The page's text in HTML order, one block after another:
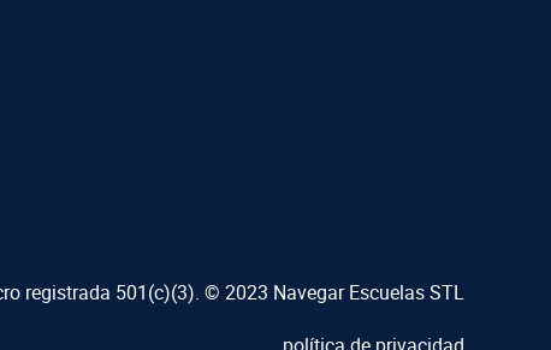
registrada 501(c)(3). © 2023 Navegar Escuelas STL